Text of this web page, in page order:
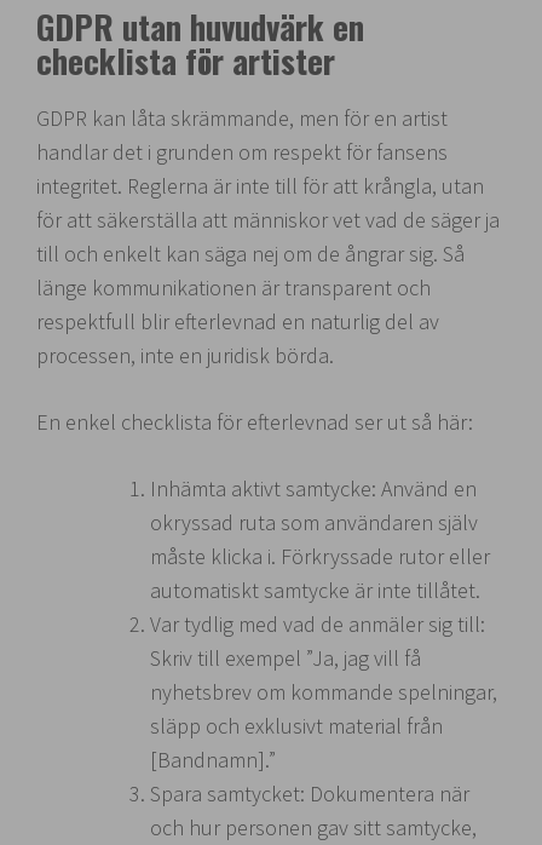
GDPR utan huvudvärk en
checklista för artister
GDPR kan låta skrämmande, men för en artist
handlar det i grunden om respekt för fansens
integritet. Reglerna är inte till för att krångla, utan
för att säkerställa att människor vet vad de säger ja
till och enkelt kan säga nej om de ångrar sig. Så
länge kommunikationen är transparent och
respektfull blir efterlevnad en naturlig del av
processen, inte en juridisk börda.
En enkel checklista för efterlevnad ser ut så här:
Inhämta aktivt samtycke: Använd en
okryssad ruta som användaren själv
måste klicka i. Förkryssade rutor eller
automatiskt samtycke är inte tillåtet.
Var tydlig med vad de anmäler sig till:
Skriv till exempel ”Ja, jag vill få
nyhetsbrev om kommande spelningar,
släpp och exklusivt material från
[Bandnamn].”
Spara samtycket: Dokumentera när
och hur personen gav sitt samtycke,